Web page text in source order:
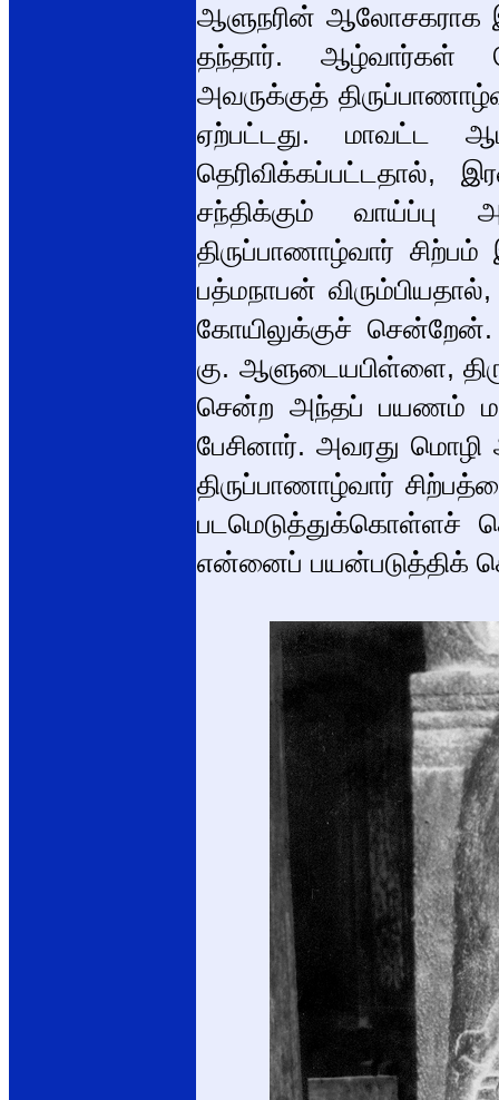
ஆளுநரின் ஆலோசகராக
தந்தார். ஆழ்வார்கள்
அவருக்குத்
ஏற்பட்டது. மாவட்ட
தெரிவிக்கப்பட்டதால்,
சந்திக்கும் வாய்ப்பு
திருப்பாணாழ்வார்
பத்மநாபன்
கோயிலுக்குச்
கு. ஆளுடையபிள்ளை,
சென்ற அந்தப் பயணம்
பேசினார். அவரது
திருப்பாணாழ்வார்
படமெடுத்துக்கொள்ளச்
என்னைப் பயன்படுத்திக்